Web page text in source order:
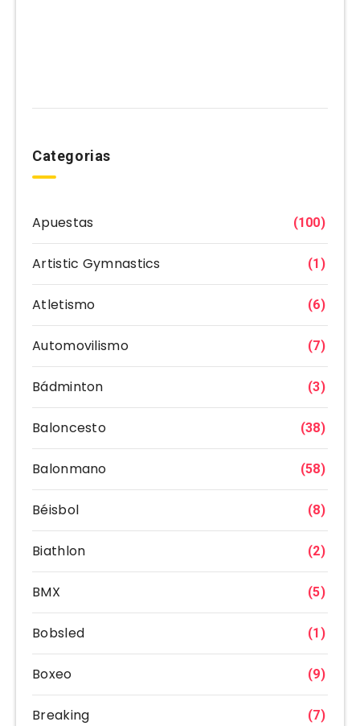
Categorias
Apuestas (100)
Artistic Gymnastics (1)
Atletismo (6)
Automovilismo (7)
Bádminton (3)
Baloncesto (38)
Balonmano (58)
Béisbol (8)
Biathlon (2)
BMX (5)
Bobsled (1)
Boxeo (9)
Breaking (7)